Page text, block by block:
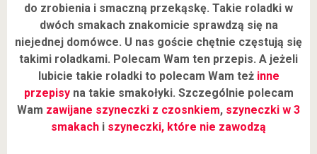
do zrobienia i smaczną przekąskę. Takie roladki w
dwóch smakach znakomicie sprawdzą się na
niejednej domówce. U nas goście chętnie częstują się
takimi roladkami. Polecam Wam ten przepis. A jeżeli
lubicie takie roladki to polecam Wam też inne
przepisyna takie smakołyki. Szczególnie polecam
Wam zawijane szyneczki z czosnkiem, szyneczki w 3
smakach i szyneczki, które nie zawodzą